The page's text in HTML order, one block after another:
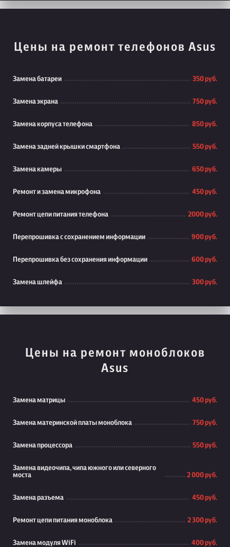
Цены на ремонт телефонов Asus
Замена батареи 350 руб.
Замена экрана 750 руб.
Замена корпуса телефона 850 руб.
Замена задней крышки смартфона 550 руб.
Замена камеры 650 руб.
Ремонт и замена микрофона 450 руб.
Ремонт цепи питания телефона 2000 руб.
Перепрошивка с сохранением информации 900 руб.
Перепрошивка без сохранения информации 600 руб.
Замена шлейфа 300 руб.
Цены на ремонт моноблоков
Asus
Замена матрицы 450 руб.
Замена материнской платы моноблока 750 руб.
Замена процессора 550 руб.
Замена видеочипа, чипа южного или северного
моста
2 000 руб.
Замена разъема 450 руб.
Ремонт цепи питания моноблока 2 300 руб.
Замена модуля WiFi 400 руб.